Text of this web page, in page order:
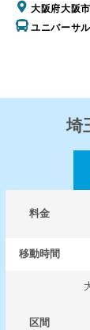
大阪府大阪
ユニバーサ
埼
料金
移動時間
区間